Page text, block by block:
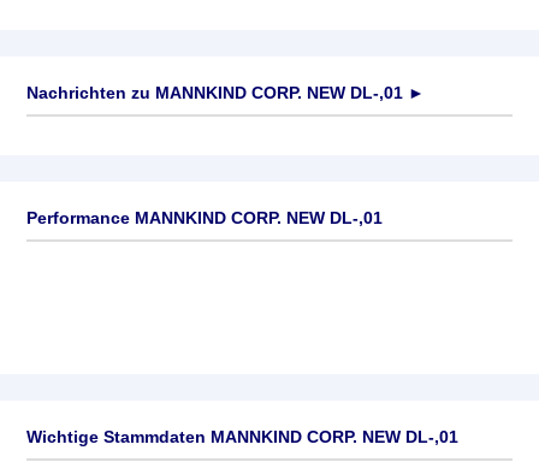
Nachrichten zu MANNKIND CORP. NEW DL-,01 ►
Performance MANNKIND CORP. NEW DL-,01
Wichtige Stammdaten MANNKIND CORP. NEW DL-,01